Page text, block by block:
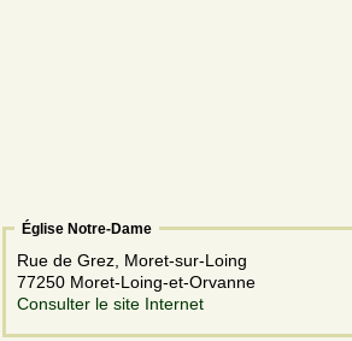
Église Notre-Dame
Rue de Grez, Moret-sur-Loing
77250 Moret-Loing-et-Orvanne
Consulter le site Internet